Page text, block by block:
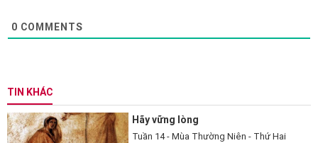
0 COMMENTS
TIN KHÁC
Hãy vững lòng
Tuần 14 - Mùa Thường Niên - Thứ Hai